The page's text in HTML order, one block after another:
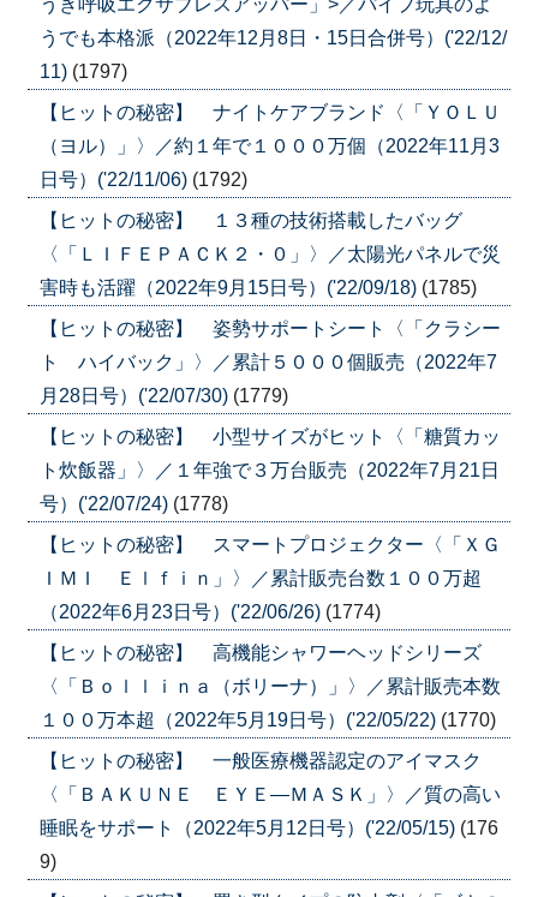
うでも本格派（2022年12月8日・15日合併号）('22/12/
11) (1797)
【ヒットの秘密】 ナイトケアブランド〈「ＹＯＬＵ
（ヨル）」〉／約１年で１０００万個（2022年11月3
日号）('22/11/06) (1792)
【ヒットの秘密】 １３種の技術搭載したバッグ
〈「ＬＩＦＥＰＡＣＫ２・０」〉／太陽光パネルで災
害時も活躍（2022年9月15日号）('22/09/18) (1785)
【ヒットの秘密】 姿勢サポートシート〈「クラシー
ト ハイバック」〉／累計５０００個販売（2022年7
月28日号）('22/07/30) (1779)
【ヒットの秘密】 小型サイズがヒット〈「糖質カッ
ト炊飯器」〉／１年強で３万台販売（2022年7月21日
号）('22/07/24) (1778)
【ヒットの秘密】 スマートプロジェクター〈「ＸＧ
ＩＭＩ Ｅｌｆｉｎ」〉／累計販売台数１００万超
（2022年6月23日号）('22/06/26) (1774)
【ヒットの秘密】 高機能シャワーヘッドシリーズ
〈「Ｂｏｌｌｉｎａ（ボリーナ）」〉／累計販売本数
１００万本超（2022年5月19日号）('22/05/22) (1770)
【ヒットの秘密】 一般医療機器認定のアイマスク
〈「ＢＡＫＵＮＥ ＥＹＥ―ＭＡＳＫ」〉／質の高い
睡眠をサポート（2022年5月12日号）('22/05/15) (176
9)